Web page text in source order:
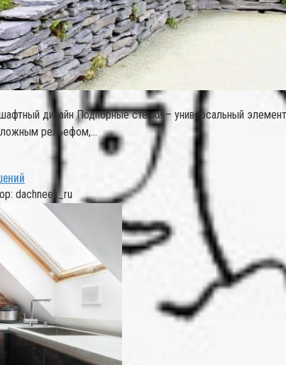
дизайн Подпорные стенки – универсальный
рельефом,…
dachneek_ru